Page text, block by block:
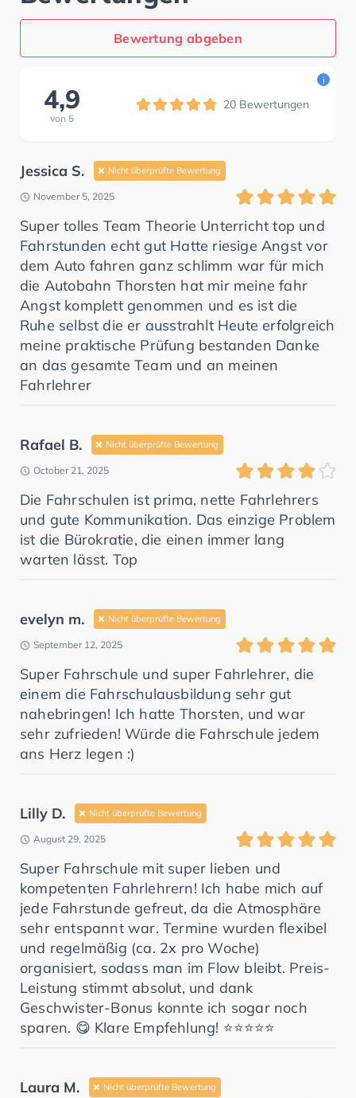
Bewertung abgeben
4,9
von 5
20 Bewertungen
i
Jessica S. Nicht überprüfte Bewertung
November 5, 2025
Super tolles Team Theorie Unterricht top und
Fahrstunden echt gut Hatte riesige Angst vor
dem Auto fahren ganz schlimm war für mich
die Autobahn Thorsten hat mir meine fahr
Angst komplett genommen und es ist die
Ruhe selbst die er ausstrahlt Heute erfolgreich
meine praktische Prüfung bestanden Danke
an das gesamte Team und an meinen
Fahrlehrer
Rafael B. Nicht überprüfte Bewertung
October 21, 2025
Die Fahrschulen ist prima, nette Fahrlehrers
und gute Kommunikation. Das einzige Problem
ist die Bürokratie, die einen immer lang
warten lässt. Top
evelyn m. Nicht überprüfte Bewertung
September 12, 2025
Super Fahrschule und super Fahrlehrer, die
einem die Fahrschulausbildung sehr gut
nahebringen! Ich hatte Thorsten, und war
sehr zufrieden! Würde die Fahrschule jedem
ans Herz legen :)
Lilly D. Nicht überprüfte Bewertung
August 29, 2025
Super Fahrschule mit super lieben und
kompetenten Fahrlehrern! Ich habe mich auf
jede Fahrstunde gefreut, da die Atmosphäre
sehr entspannt war. Termine wurden flexibel
und regelmäßig (ca. 2x pro Woche)
organisiert, sodass man im Flow bleibt. Preis-
Leistung stimmt absolut, und dank
Geschwister-Bonus konnte ich sogar noch
sparen. 😋 Klare Empfehlung! ⭐⭐⭐⭐⭐
Laura M. Nicht überprüfte Bewertung